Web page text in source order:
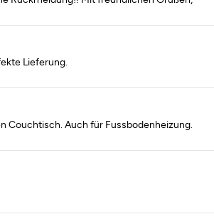
Lieferung.
Couchtisch. Auch für Fussbodenheizung.